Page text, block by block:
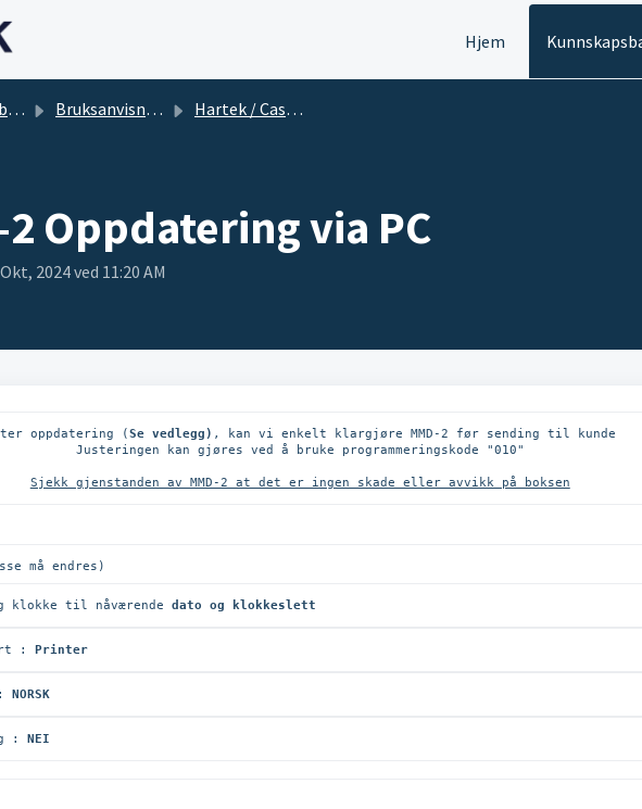
Hjem
Bruksanvisninger Hartek / Cascade 3 Telleverk
2 Oppdatering via PC
2024 ved 11:20 AM
oppdatering (Se vedlegg) , kan vi enkelt klargjøre MMD-2 før sending til kunde
Justeringen kan gjøres ved å bruke programmeringskode "010"
Sjekk gjenstanden av MMD-2 at det er ingen skade eller avvikk på boksen
klokke til nåværende dato og klokkeslett
: Printer
NORSK
: NEI